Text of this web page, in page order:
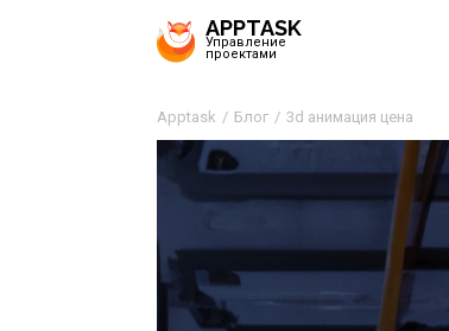
APPTASK
Управление
проектами
Apptask Блог 3d анимация цена